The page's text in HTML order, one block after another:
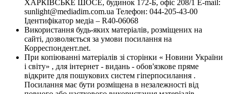
ХАРКІВСЬКЕ ШОСЕ, будинок 172-Б, офіс 208/1 E-mail:
sunlight@mediadim.com.ua Телефон: 044-205-43-00
Ідентифікатор медіа – R40-06068
Використання будь-яких матеріалів, розміщених на
сайті, дозволяється за умови посилання на
Корреспондент.net.
При копіюванні матеріалів зі сторінки « Новини України
і світу» , для інтернет - видань - обов'язкове пряме
відкрите для пошукових систем гіперпосилання .
Посилання має бути розміщена в незалежності від